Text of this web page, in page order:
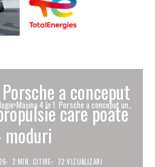
Mașina 4 în 1. Porsche a conceput un
sistem de propulsie care poate funcționa
în 4 moduri
a conceput
care poate
2 MIN. CITIRE 72 VIZUALIZĂRI